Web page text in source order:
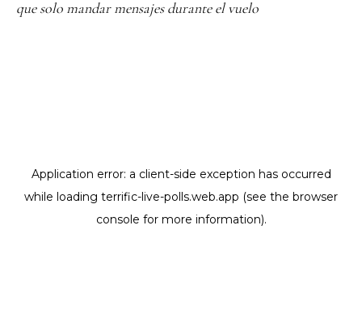
que solo mandar mensajes durante el vuelo